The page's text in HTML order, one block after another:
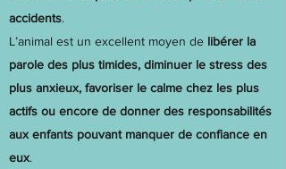
accidents.
L’animal est un excellent moyen de libérer la
parole des plus timides, diminuer le stress des
plus anxieux, favoriser le calme chez les plus
actifs ou encore de donner des responsabilités
aux enfants pouvant manquer de confiance en
eux.